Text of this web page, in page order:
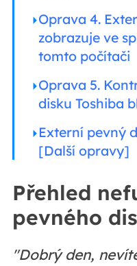
Oprava 4.
zobrazuje ve
tomto počítači
Oprava 5.
disku Toshiba
Externí pevný
[Další opravy]
Přehled
pevného
"Dobrý den,